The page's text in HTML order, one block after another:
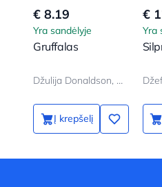
€ 8.19
Yra sandėlyje
Gruffalas
Džulija Donaldson, Aksel Šeffler
Į krepšelį
€
Yra